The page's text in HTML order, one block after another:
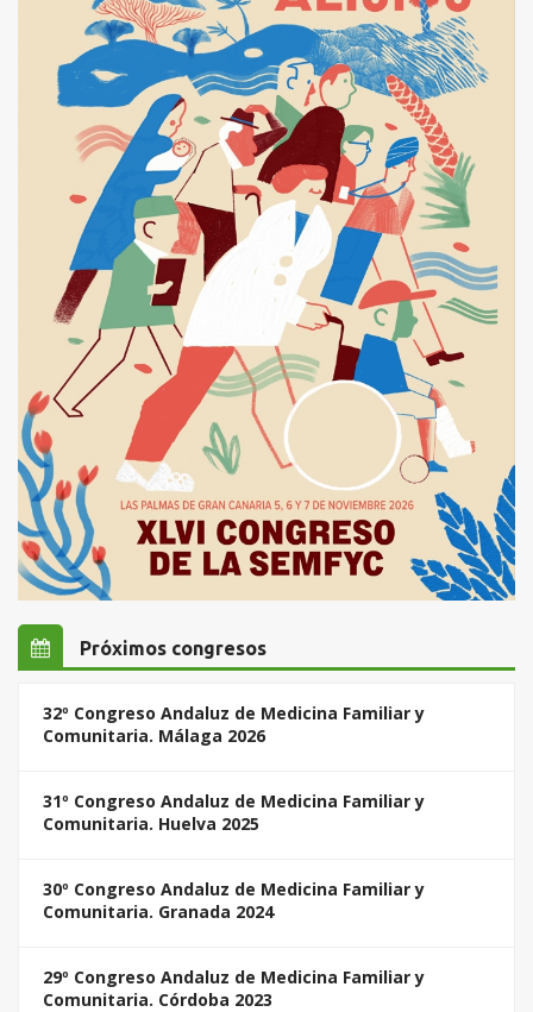
Próximos congresos
32º Congreso Andaluz de Medicina Familiar y
Comunitaria. Málaga 2026
31º Congreso Andaluz de Medicina Familiar y
Comunitaria. Huelva 2025
30º Congreso Andaluz de Medicina Familiar y
Comunitaria. Granada 2024
29º Congreso Andaluz de Medicina Familiar y
Comunitaria. Córdoba 2023